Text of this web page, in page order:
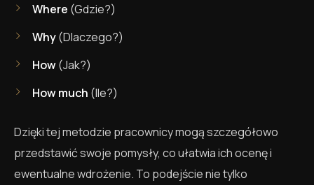
Where (Gdzie?)
Why(Dlaczego?)
How(Jak?)
How much (Ile?)
Dzięki tej metodzie pracownicy mogą szczegółowo
przedstawić swoje pomysły, co ułatwia ich ocenę i
ewentualne wdrożenie. To podejście nie tylko